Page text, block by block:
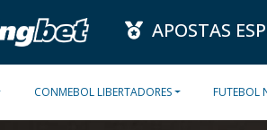
APOSTAS
CONMEBOL LIBERTADORES FUTEBOL